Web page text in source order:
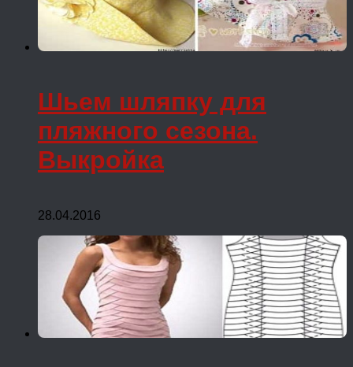
Шьем шляпку для
пляжного сезона.
Выкройка
28.04.2016